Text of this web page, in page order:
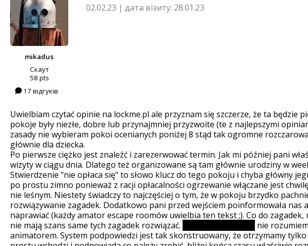
mikadus
Скаут
58 pts
17 відгуків
02.02.23 | дата візиту: 28.01.23
Uwielbiam czytać opinie na lockme.pl ale przyznam się szczerze, że ta
pokoje były niezłe, dobre lub przynajmniej przyzwoite (te z najlepszymi
zasady nie wybieram pokoi ocenianych poniżej 8 stąd tak ogromne
głównie dla dziecka.
Po pierwsze ciężko jest znaleźć i zarezerwować termin. Jak mi później pani
wizyty w ciągu dnia. Dlatego też organizowane są tam głównie urodziny w
Stwierdzenie "nie opłaca się" to słowo klucz do tego pokoju i chyba
po prostu zimno ponieważ z racji opłacalności ogrzewanie włączane jest
nie leśnym. Niestety świadczy to najczęściej o tym, że w pokoju brzydko
rozwiązywanie zagadek. Dodatkowo pani przed wejściem poinformowała
naprawiać (każdy amator escape roomów uwielbia ten tekst ;). Co do
nie mają szans same tych zagadek rozwiązać.
nie
animatorem. System podpowiedzi jest tak skonstruowany, że otrzymamy